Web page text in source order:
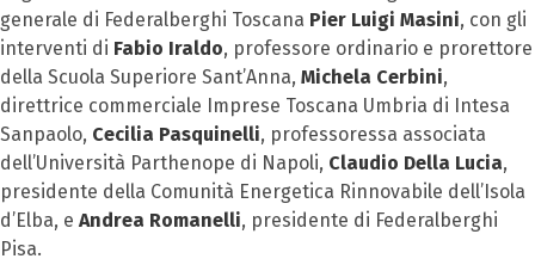
generale di Federalberghi Toscana Pier Luigi Masini, con gli
interventi di Fabio Iraldo, professore ordinario e prorettore
della Scuola Superiore Sant’Anna, Michela Cerbini,
direttrice commerciale Imprese Toscana Umbria di Intesa
Sanpaolo, Cecilia Pasquinelli, professoressa associata
dell’Università Parthenope di Napoli, Claudio Della Lucia,
presidente della Comunità Energetica Rinnovabile dell’Isola
d’Elba, e Andrea Romanelli, presidente di Federalberghi
Pisa.